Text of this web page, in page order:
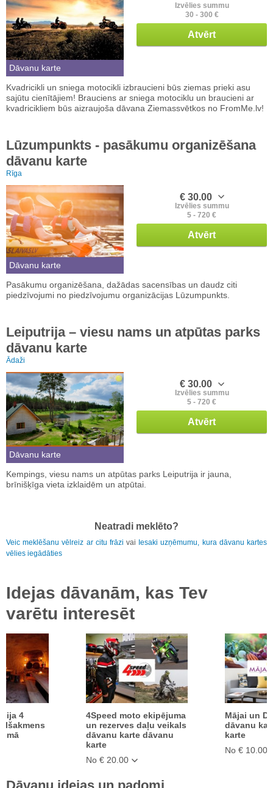
Dāvanu karte
Izvēlies summu
30 - 300 €
Atvērt
Kvadricikli un sniega motocikli izbraucieni būs ziemas prieki asu
sajūtu cienītājiem! Brauciens ar sniega motociklu un braucieni ar
kvadricikliem būs aizraujoša dāvana Ziemassvētkos no FromMe.lv!
Lūzumpunkts - pasākumu organizēšana
dāvanu karte
Rīga
Dāvanu karte
€ 30.00
Izvēlies summu
5 - 720 €
Atvērt
Pasākumu organizēšana, dažādas sacensības un daudz citi
piedzīvojumi no piedzīvojumu organizācijas Lūzumpunkts.
Leiputrija – viesu nams un atpūtas parks
dāvanu karte
Ādaži
Dāvanu karte
€ 30.00
Izvēlies summu
5 - 720 €
Atvērt
Kempings, viesu nams un atpūtas parks Leiputrija ir jauna,
brīnišķīga vieta izklaidēm un atpūtai.
Neatradi meklēto?
Veic meklēšanu vēlreiz ar citu frāzi vai Iesaki uzņēmumu, kura dāvanu kartes
vēlies iegādāties
Idejas dāvanām, kas Tev
varētu interesēt
4
4Speed moto ekipējuma
un rezerves daļu veikals
dāvanu karte dāvanu
karte
No € 20.00
Mājai un
dāvanu
karte
No € 10.00